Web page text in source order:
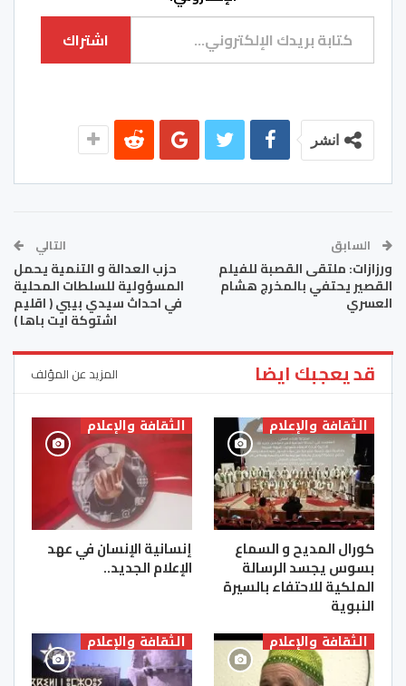
كتابة بريدك الإلكتروني...
اشتراك
انشر
السابق
ورزازات: ملتقى القصبة للفيلم
القصير يحتفي بالمخرج هشام
العسري
التالي
حزب العدالة و التنمية يحمل
المسؤولية للسلطات المحلية
في احداث سيدي بيبي ( اقليم
اشتوكة ايت باها )
قد يعجبك ايضا المزيد عن المؤلف
الثقافة والإعلام
كورال المديح و السماع
بسوس يجسد الرسالة
الملكية للاحتفاء بالسيرة
النبوية
الثقافة والإعلام
إنسانية الإنسان في عهد
الإعلام الجديد..
الثقافة والإعلام الثقافة والإعلام